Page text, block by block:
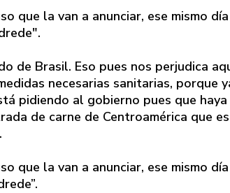
que la van a anunciar, ese mismo
de Brasil. Eso pues nos perjudica
necesarias sanitarias, porque
pidiendo al gobierno pues que haya
de carne de Centroamérica que
que la van a anunciar, ese mismo